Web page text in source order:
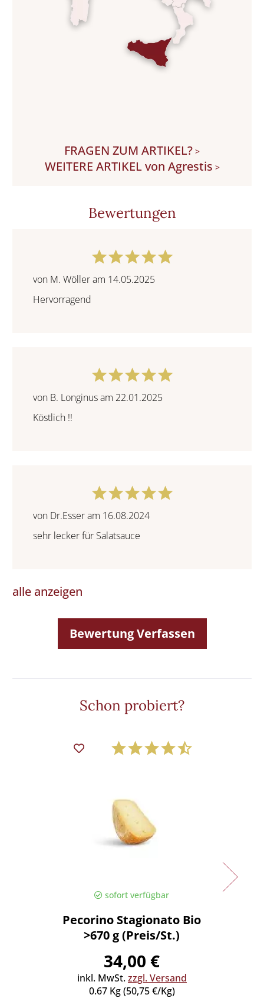
FRAGEN ZUM ARTIKEL? >
WEITERE ARTIKEL von Agrestis >
Bewertungen
von M. Wöller am 14.05.2025
Hervorragend
von B. Longinus am 22.01.2025
Köstlich !!
von Dr.Esser am 16.08.2024
sehr lecker für Salatsauce
alle anzeigen
Bewertung Verfassen
Schon probiert?
sofort verfügbar
Pecorino Stagionato Bio
>670 g (Preis/St.)
34,00 €
inkl. MwSt.zzgl. Versand
0.67 Kg (50,75 €/Kg)